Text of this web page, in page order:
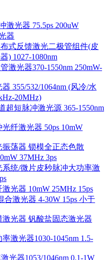
激光器 75.5ps 200uW
器
式反馈激光二极管组件(皮
) 1027-1080nm
激光器370-1550nm 250mW-
355/532/1064nm (风冷/水
20MHz)
超短脉冲激光源 365-1550nm
纤激光器 50ps 10mW
振荡器 锁模全正态色散
37MHz 3ps
系统/微片皮秒脉冲大功率激
光器 10mW 25MHz 15ps
合激光器 4-30W 15ps 小于
激光器 钒酸盐固态激光器
激光器1030-1045nm 1.5-
光器1053/1046nm 0.1-1W